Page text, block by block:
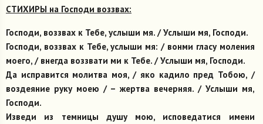
СТИХИРЫ на Господи воззвах:
Господи, воззвах к Тебе, услыши мя. / Услыши мя, Господи.
Господи, воззвах к Тебе, услыши мя: / вонми гласу моления
моего, / внегда воззвати ми к Тебе. / Услыши мя, Господи.
Да исправится молитва моя, / яко кадило пред Тобою, /
воздеяние руку моею / – жертва вечерняя. / Услыши мя,
Господи.
Изведи из темницы душу мою, исповедатися имени